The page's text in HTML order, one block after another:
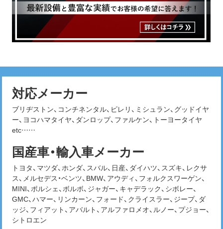
対応メーカー
ブリヂストン、コンチネンタル、ピレリ、ミシュラン、グッドイヤ
ー、ヨコハマタイヤ、ダンロップ、ファルケン、トーヨータイヤ
etc……
国産車・輸入車メーカー
トヨタ、マツダ、ホンダ、スバル、日産、ダイハツ、スズキ、レクサ
ス、メルセデス・ベンツ、BMW、アウディ、フォルクスワーゲン、
MINI、ポルシェ、ボルボ、ジャガー、キャデラック、シボレー、
GMC、ハマー、リンカーン、フォード、クライスラー、ジープ、ダ
ッジ、フィアット、アバルト、アルファロメオ、ルノー、プジョー、
シトロエン